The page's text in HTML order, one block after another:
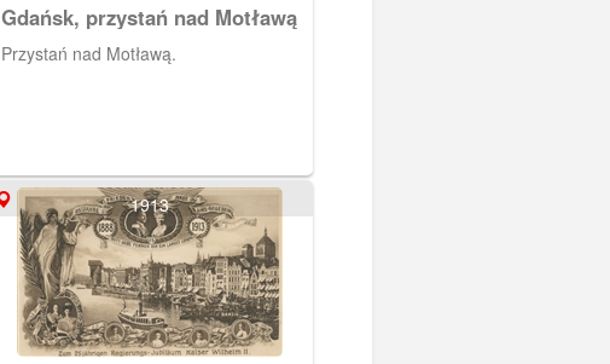
Gdańsk, przystań nad Motławą
Przystań nad Motławą.
1913